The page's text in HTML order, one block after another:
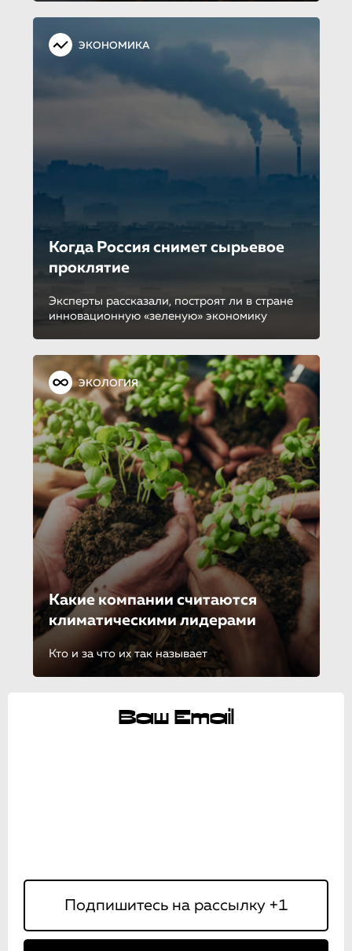
ЭКОНОМИКА
Когда Россия снимет сырьевое
проклятие
Эксперты рассказали, построят ли в стране
инновационную «зеленую» экономику
ЭКОЛОГИЯ
Какие компании считаются
климатически­ми лидерами
Кто и за что их так называет
Ваш Email